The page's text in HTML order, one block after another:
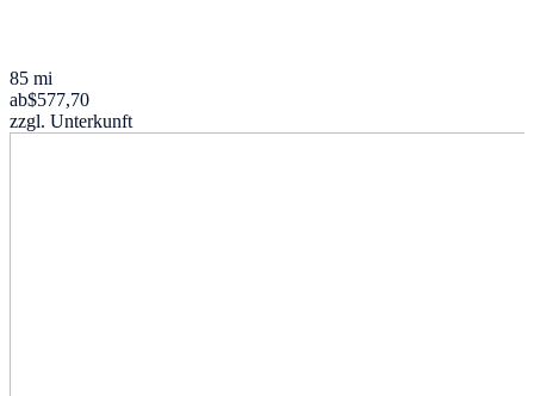
85 mi
ab$577,70
zzgl. Unterkunft